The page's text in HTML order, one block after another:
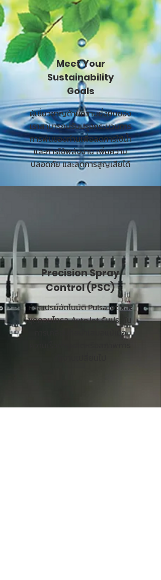
Meet Your
Sustainability
Goals
ผู้เชี่ยวชาญด้านความยั่งยืนของ
เราสามารถปรับปรุงกระบวนการ
การพ่นของท่านเพื่อลดการใช้น้ำ
และการใช้พลังงาน เพิ่มความ
ปลอดภัย และลดการสูญเสียได้
Precision Spray
Control (PSC)
หัวสเปรย์อัตโนมัติ PulsaJet และ
ชุดคอนโทรล AutoJet รับประกัน
การเคลือบที่สม่ำเสมอแม้เมื่อ